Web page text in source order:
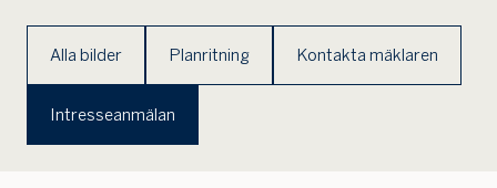
Alla bilder Planritning Kontakta mäklaren
Intresseanmälan